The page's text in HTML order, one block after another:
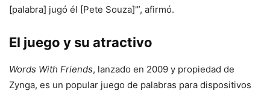
[palabra] jugó él [Pete Souza]'”, afirmó.
El juego y su atractivo
Words With Friends, lanzado en 2009 y propiedad de
Zynga, es un popular juego de palabras para dispositivos